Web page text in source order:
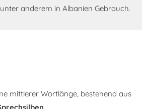
anderem in Albanien Gebrauch.
mittlerer Wortlänge, bestehend aus